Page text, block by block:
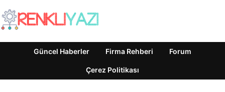
Güncel Haberler Firma Rehberi Forum
Çerez Politikası